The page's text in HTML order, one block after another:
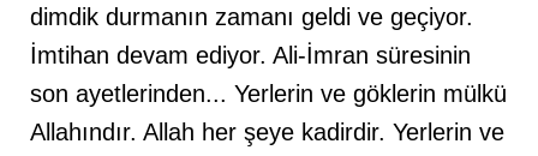
dimdik durmanın zamanı geldi ve geçiyor.
İmtihan devam ediyor. Ali-İmran süresinin
son ayetlerinden... Yerlerin ve göklerin mülkü
Allahındır. Allah her şeye kadirdir. Yerlerin ve